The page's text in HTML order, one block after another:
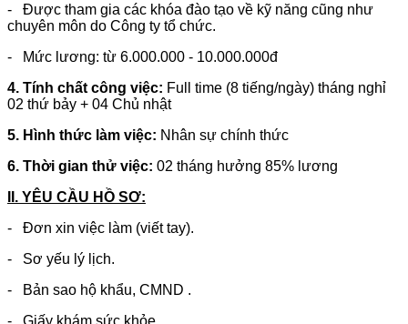
- Được tham gia các khóa đào tạo về kỹ năng cũng như
chuyên môn do Công ty tổ chức.
- Mức lương: từ 6.000.000 - 10.000.000đ
4. Tính chất công việc: Full time (8 tiếng/ngày) tháng nghỉ
02 thứ bảy + 04 Chủ nhật
5. Hình thức làm việc: Nhân sự chính thức
6. Thời gian thử việc: 02 tháng hưởng 85% lương
II. YÊU CẦU HỒ SƠ:
- Đơn xin việc làm (viết tay).
- Sơ yếu lý lịch.
- Bản sao hộ khẩu, CMND .
- Giấy khám sức khỏe.